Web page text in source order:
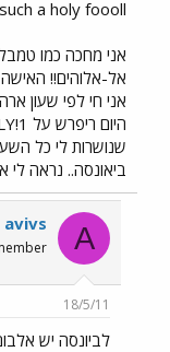
a holy foooll!!!!
אני מחכה כמו
אל-אלוהים!! האישה
אני חי לפי שעון
שנושרות לי כל
ביאונסה.. נראה לי
A
avivs
18/5/11
לביונסה יש